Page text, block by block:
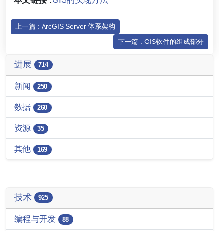
上一篇 : ArcGIS Server 体系架构
下一篇 : GIS软件的组成部分
进展 714
新闻 250
数据 260
资源 35
其他 169
技术 925
编程与开发 88